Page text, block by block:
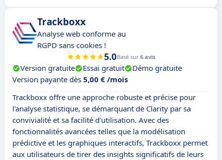
Trackboxx
Analyse web conforme au
RGPD sans cookies !
5.0Basé sur 6 avis
Version gratuite Essai gratuit
Démo gratuite
Version payante dès 5,00 € /mois
Trackboxx offre une approche robuste et précise pour
l'analyse statistique, se démarquant de Clarity par sa
convivialité et sa facilité d'utilisation. Avec des
fonctionnalités avancées telles que la modélisation
prédictive et les graphiques interactifs, Trackboxx permet
aux utilisateurs de tirer des insights significatifs de leurs